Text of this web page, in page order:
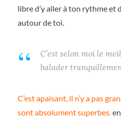
libre d’y aller à ton rythme et
autour de toi.
C’est selon moi le
balader
C’est apaisant, il n’y a pas
sont absolument superbes.